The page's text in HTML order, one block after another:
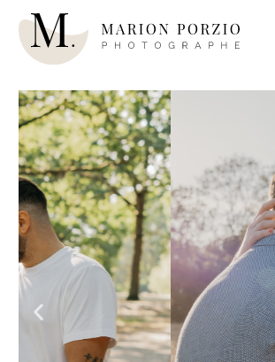
Accueil